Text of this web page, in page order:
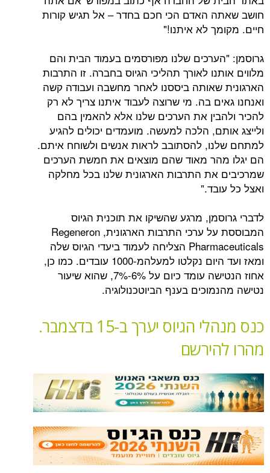
האדם הכי חכם בחדר – אל תגיש קורות
לא איתנו!"
שלנו מפורסמים בעמוד הבית והם
לאורך תהליכי הגיוס בחברה. זו התרבות
שאותה ביססנו לאחר מחשבה ועבודה קשה
בה. מי שרוצה לעבוד איתנו צריך לא רק
את הערכים שלנו אלא להאמין בהם
הלכה למעשה. מועמדים יכולים להגיע
להסתובב לראות אנשים ולשוחח איתם.
מאוד שהם מוצאים את חמשת הערכים
את התרבות הארגונית שלנו בכל מחלקה
מרגע שהשיקו את תוכנית הגיוס
המבוססת על ערכי התרבות הארגונית, Regeneron
Pharmaceuticals הצליחה לעמוד ביעדי הגיוס שלה
ומאז ועד היום נקלטו למעלהמ-1000 עובדים. כמו כן,
אחוז הנטישה עומד כיום על 6%-7%, שהוא שיעור
בענף הביוטכנולוגיה.
כנס מנהלי הגיוס יערך ב-15 בדצמבר.